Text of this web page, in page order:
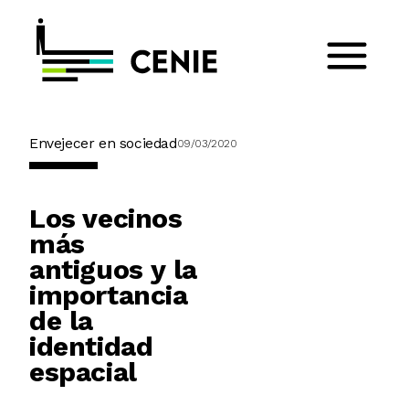
Envejecer en sociedad09/03/2020
Los vecinos
más
antiguos y la
importancia
de la
identidad
espacial